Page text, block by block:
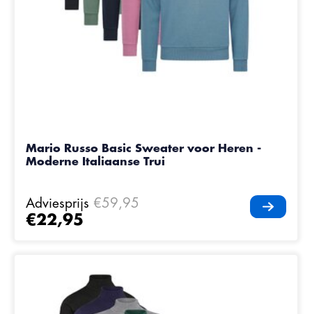
Mario Russo Basic Sweater voor Heren -
Moderne Italiaanse Trui
Adviesprijs €59,95
€22,95